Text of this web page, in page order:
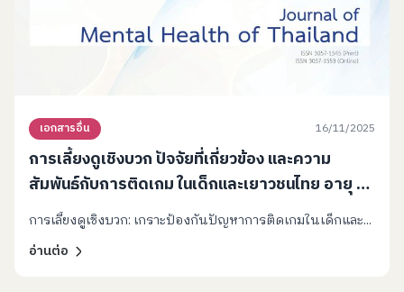
เอกสารอื่น 16/11/2025
การเลี้ยงดูเชิงบวก ปัจจัยที่เกี่ยวข้อง และความ
สัมพันธ์กับการติดเกม ในเด็กและเยาวชนไทย อายุ 6
– 25 ปี
การเลี้ยงดูเชิงบวก: เกราะป้องกันปัญหาการติดเกมในเด็กและ...
อ่านต่อ